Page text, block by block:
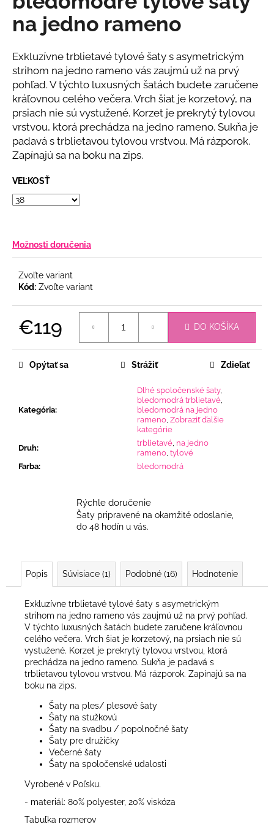
z
hviezdičiek.
na jedno rameno
Exkluzívne trblietavé tylové šaty s asymetrickým
strihom na jedno rameno vás zaujmú už na prvý
pohľad. V týchto luxusných šatách budete zaručene
kráľovnou celého večera. Vrch šiat je korzetový, na
prsiach nie sú vystužené. Korzet je prekrytý tylovou
vrstvou, ktorá prechádza na jedno rameno. Sukňa je
padavá s trblietavou tylovou vrstvou. Má rázporok.
Zapínajú sa na boku na zips.
VEĽKOSŤ
Možnosti doručenia
Zvoľte variant
Kód: Zvoľte variant
€119 DO KOŠÍKA
Kategória:
Dlhé spoločenské šaty,
bledomodrá trblietavé
bledomodrá na jedno
rameno Zobraziť ďalšie
kategórie
Druh:
trblietavé na jedno
rameno tylové
Farba: bledomodrá
Opýtať sa Strážiť Zdieľať
Rýchle doručenie
Šaty pripravené na okamžité odoslanie,
do 48 hodín u vás.
Popis Súvisiace (1) Podobné (16) Hodnotenie
Exkluzívne trblietavé tylové šaty s asymetrickým
strihom na jedno rameno vás zaujmú už na prvý pohľad.
V týchto luxusných šatách budete zaručene kráľovnou
celého večera. Vrch šiat je korzetový, na prsiach nie sú
vystužené. Korzet je prekrytý tylovou vrstvou, ktorá
prechádza na jedno rameno. Sukňa je padavá s
trblietavou tylovou vrstvou. Má rázporok. Zapínajú sa na
boku na zips.
Šaty na ples/ plesové šaty
Šaty na stužkovú
Šaty na svadbu / popolnočné šaty
Šaty pre družičky
Večerné šaty
Šaty na spoločenské udalosti
Vyrobené v Poľsku.
- materiál: 80% polyester, 20% viskóza
Tabuľka rozmerov
m
BIELE
MIDI
ŠATY
S
PUFF
RUKÁVMI
€78